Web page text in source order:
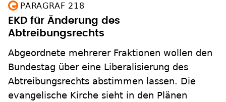
PARAGRAF 218
EKD für Änderung des
Abtreibungsrechts
Abgeordnete mehrerer Fraktionen wollen den
Bundestag über eine Liberalisierung des
Abtreibungsrechts abstimmen lassen. Die
evangelische Kirche sieht in den Plänen